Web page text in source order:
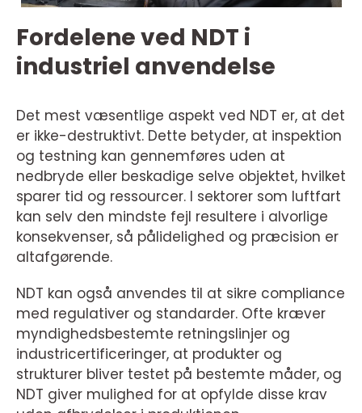
Fordelene ved NDT i
industriel anvendelse
Det mest væsentlige aspekt ved NDT er, at det
er ikke-destruktivt. Dette betyder, at inspektion
og testning kan gennemføres uden at
nedbryde eller beskadige selve objektet, hvilket
sparer tid og ressourcer. I sektorer som luftfart
kan selv den mindste fejl resultere i alvorlige
konsekvenser, så pålidelighed og præcision er
altafgørende.
NDT kan også anvendes til at sikre compliance
med regulativer og standarder. Ofte kræver
myndighedsbestemte retningslinjer og
industricertificeringer, at produkter og
strukturer bliver testet på bestemte måder, og
NDT giver mulighed for at opfylde disse krav